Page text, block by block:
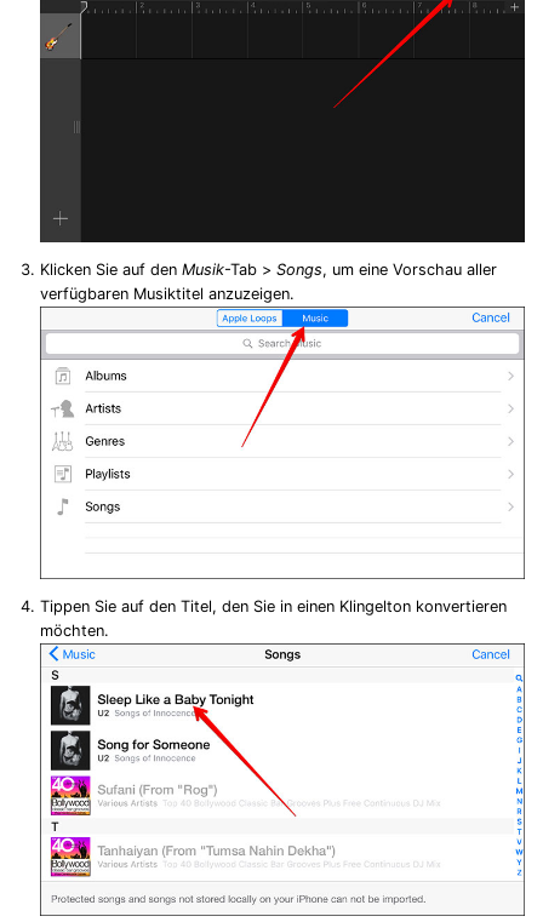
Klicken Sie auf den Musik-Tab > Songs, um eine Vorschau aller
verfügbaren Musiktitel anzuzeigen.
Tippen Sie auf den Titel, den Sie in einen Klingelton konvertieren
möchten.